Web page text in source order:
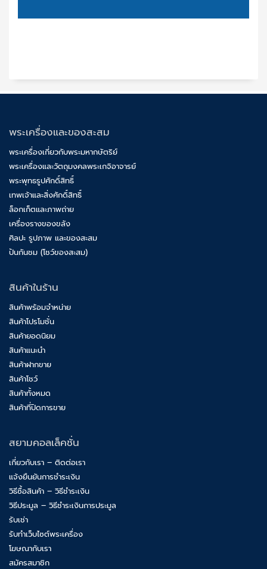
พระเครื่องและของสะสม
พระเครื่องเกี่ยวกับพระมหากษัตริย์
พระเครื่องและวัตถุมงคลพระเกจิอาจารย์
พระพุทธรูปศักดิ์สิทธิ์
เทพเจ้าและสิ่งศักดิ์สิทธิ์
ล็อกเก็ตและภาพถ่าย
เครื่องรางของขลัง
ศิลปะ รูปภาพ และของสะสม
ปันกันชม (โชว์ของสะสม)
สินค้าในร้าน
สินค้าพร้อมจำหน่าย
สินค้าโปรโมชั่น
สินค้ายอดนิยม
สินค้าแนะนำ
สินค้าฝากขาย
สินค้าโชว์
สินค้าทั้งหมด
สินค้าที่ปิดการขาย
สยามคอลเล็คชั่น
เกี่ยวกับเรา – ติดต่อเรา
แจ้งยืนยันการชำระเงิน
วิธีซื้อสินค้า – วิธีชำระเงิน
วิธีประมูล – วิธีชำระเงินการประมูล
รับเช่า
รับทำเว็บไซต์พระเครื่อง
โฆษณากับเรา
สมัครสมาชิก